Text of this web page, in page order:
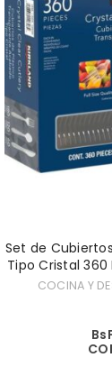
Se enviará un
establecer una
Tus datos
mejorar tu
cuenta y otros
COCINA Y
Set de
Tipo Cristal 360